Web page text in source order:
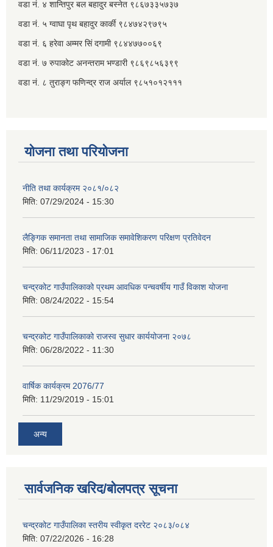
वडा नं. ४ शान्तिपुर बल बहादुर बस्नेत​ ९८६७३३५७३७
वडा नं. ५ ग्वाघा पृथ बहादुर कार्की ९८४७४२९७९५
वडा नं. ६ हरेवा अम्मर सिं दगामी​ ९८४४७७००६९
वडा नं. ७ ‌‍रुपाकोट अनन्तराम भण्डारी ९८६९८५६३९९
वडा नं. ८ तुराङ्ग फणिन्द्र राज अर्याल ९८५१०१२१११
योजना तथा परियोजना
नीति तथा कार्यक्रम २०८१/०८२
मिति: 07/29/2024 - 15:30
लैङ्गिक समानता तथा सामाजिक समावेशिकरण परिक्षण प्रतिवेदन
मिति: 06/11/2023 - 17:01
चन्द्रकोट गाउँपालिकाको प्रथम आवधिक पन्चवर्षीय गाउँ विकाश योजना
मिति: 08/24/2022 - 15:54
चन्द्रकोट गाउँपालिकाको राजस्व सुधार कार्ययोजना २०७८
मिति: 06/28/2022 - 11:30
वार्षिक कार्यक्रम 2076/77
मिति: 11/29/2019 - 15:01
अन्य
सार्वजनिक खरिद/बोलपत्र सूचना
चन्द्रकोट गाउँपालिका स्तरीय स्वीकृत दररेट २०८३/०८४
मिति: 07/22/2026 - 16:28